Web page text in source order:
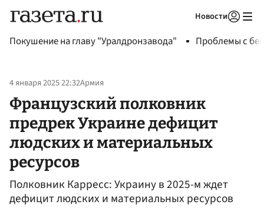
Новости
Покушение на главу "Уралдронзавода" Проблемы с
4 января 2025 22:32Армия
Французский полковник
предрек Украине дефицит
людских и материальных
ресурсов
Полковник Карресс: Украину в 2025-м ждет
дефицит людских и материальных ресурсов